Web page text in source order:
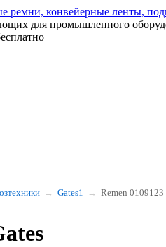
для промышленного
Gates1 Remen 0109123